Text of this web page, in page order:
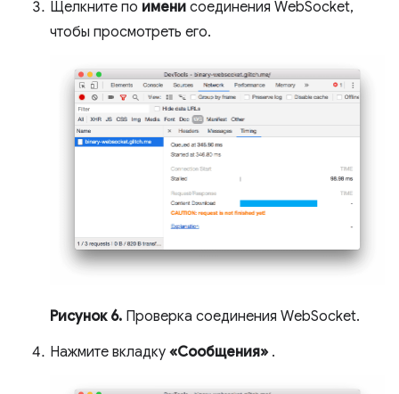
Щелкните по имени соединения WebSocket,
чтобы просмотреть его.
Рисунок 6. Проверка соединения WebSocket.
Нажмите вкладку «Сообщения» .